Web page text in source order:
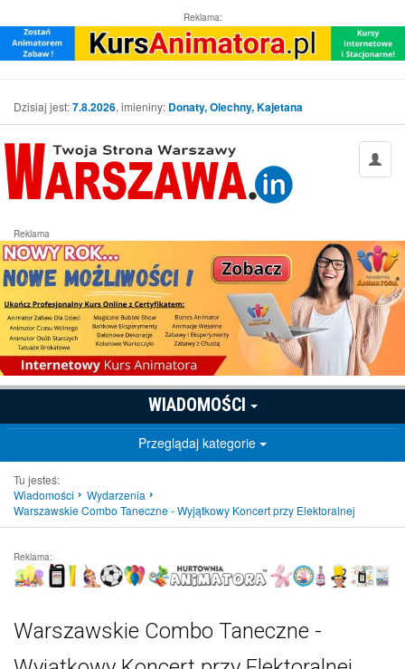
Reklama:
Dzisiaj jest:7.8.2026, imieniny: Donaty, Olechny, Kajetana
Reklama
WIADOMOŚCI
Przeglądaj kategorie
Tu jesteś:
Wiadomości
Wydarzenia
Warszawskie Combo Taneczne - Wyjątkowy Koncert przy Elektoralnej
Reklama:
Warszawskie Combo Taneczne -